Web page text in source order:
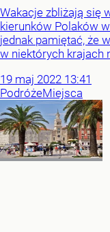
Wakacje zbliżają się
kierunków Polaków
jednak pamiętać, że
w niektórych krajach
19 maj 2022 13:41
PodróżeMiejsca